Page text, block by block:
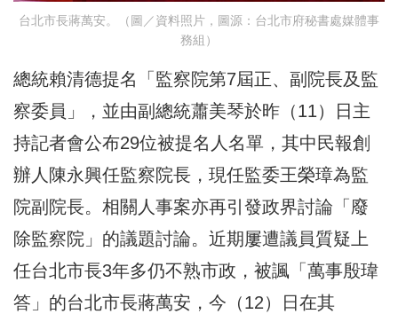
台北市長蔣萬安。（圖／資料照片，圖源：台北市府秘書處媒體事
務組）
總統賴清德提名「監察院第7屆正、副院長及監
察委員」，並由副總統蕭美琴於昨（11）日主
持記者會公布29位被提名人名單，其中民報創
辦人陳永興任監察院長，現任監委王榮璋為監
院副院長。相關人事案亦再引發政界討論「廢
除監察院」的議題討論。近期屢遭議員質疑上
任台北市長3年多仍不熟市政，被諷「萬事殷瑋
答」的台北市長蔣萬安，今（12）日在其